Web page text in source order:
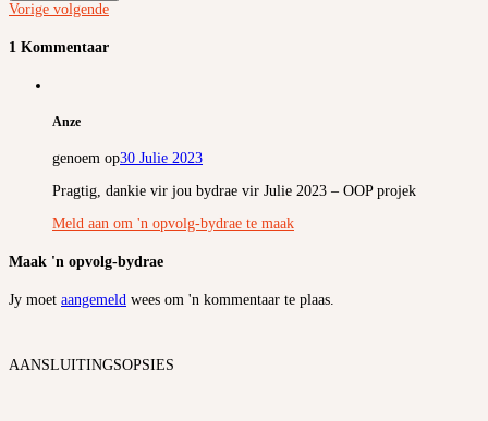
Vorige volgende
1 Kommentaar
Anze
genoem op30 Julie 2023
Pragtig, dankie vir jou bydrae vir Julie 2023 – OOP projek
Meld aan om 'n opvolg-bydrae te maak
Maak 'n opvolg-bydrae
Jy moet aangemeld wees om 'n kommentaar te plaas.
AANSLUITINGSOPSIES